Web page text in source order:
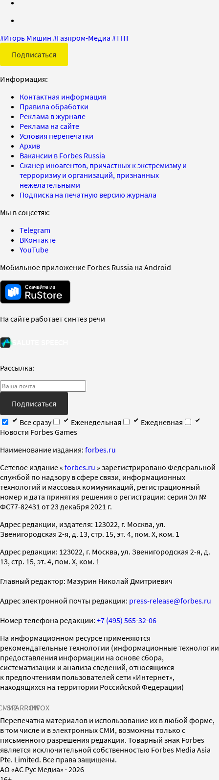
#Игорь Мишин #Газпром-Медиа #ТНТ
Подписаться
Информация:
Контактная информация
Правила обработки
Реклама в журнале
Реклама на сайте
Условия перепечатки
Архив
Вакансии в Forbes Russia
Сканер иноагентов, причастных к экстремизму и
терроризму и организаций, признанных
нежелательными
Подписка на печатную версию журнала
Мы в соцсетях:
Telegram
ВКонтакте
YouTube
Мобильное приложение Forbes Russia на Android
На сайте работает синтез речи
Рассылка:
Подписаться
Все сразу
Еженедельная
Ежедневная
Новости Forbes Games
Наименование издания: forbes.ru
Cетевое издание « forbes.ru » зарегистрировано Федеральной
службой по надзору в сфере связи, информационных
технологий и массовых коммуникаций, регистрационный
номер и дата принятия решения о регистрации: серия Эл №
ФС77-82431 от 23 декабря 2021 г.
Адрес редакции, издателя: 123022, г. Москва, ул.
Звенигородская 2-я, д. 13, стр. 15, эт. 4, пом. X, ком. 1
Адрес редакции: 123022, г. Москва, ул. Звенигородская 2-я, д.
13, стр. 15, эт. 4, пом. X, ком. 1
Главный редактор: Мазурин Николай Дмитриевич
Адрес электронной почты редакции: press-release@forbes.ru
Номер телефона редакции: +7 (495) 565-32-06
На информационном ресурсе применяются
рекомендательные технологии (информационные технологии
предоставления информации на основе сбора,
систематизации и анализа сведений, относящихся
к предпочтениям пользователей сети «Интернет»,
находящихся на территории Российской Федерации)
SPARROWINFOX
Перепечатка материалов и использование их в любой форме,
в том числе и в электронных СМИ, возможны только с
письменного разрешения редакции. Товарный знак Forbes
является исключительной собственностью Forbes Media Asia
Pte. Limited. Все права защищены.
AO «АС Рус Медиа» · 2026